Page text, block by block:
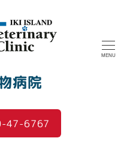
病院
MENU
47-6767